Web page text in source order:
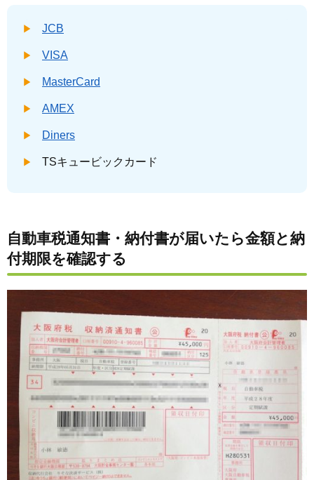
JCB
VISA
MasterCard
AMEX
Diners
TSキュービックカード
自動車税通知書・納付書が届いたら金額と納
付期限を確認する